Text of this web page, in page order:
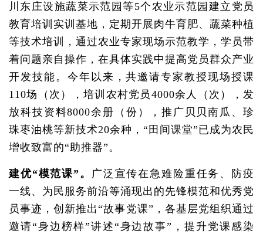
川东庄设施蔬菜示范园等5个农业示范园建立党员
教育培训实训基地，定期开展肉牛育肥、蔬菜种植
等技术培训，通过农业专家现场示范教学，学员带
着问题亲自操作，在具体实践中提高党员群众产业
开发技能。今年以来，共邀请专家教授现场授课
110场（次），培训农村党员4000余人（次），发
放科技资料8000余册（份），推广贝贝南瓜、珍
珠枣油桃等新技术20余种，“田间课堂”已成为农民
增收致富的“助推器”。
建优“模范课”。
广泛宣传在急难险重任务、防疫
一线、为民服务前沿等涌现出的先锋模范和优秀党
员事迹，创新推出“故事党课”，各基层党组织通过
邀请“身边榜样”讲述“身边故事”，提升党课感染